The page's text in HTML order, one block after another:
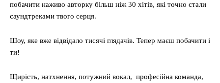
побачити наживо авторку більш ніж 30 хітів, які точно стали
саундтреками твого серця.
Шоу, яке вже відвідало тисячі глядачів. Тепер маєш побачити і
ти!
Щирість, натхнення, потужний вокал, професійна команда,